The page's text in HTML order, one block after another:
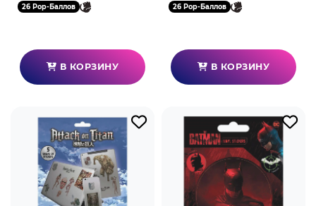
26 Pop-Баллов
В КОРЗИНУ
26 Pop-Баллов
В КОРЗИНУ